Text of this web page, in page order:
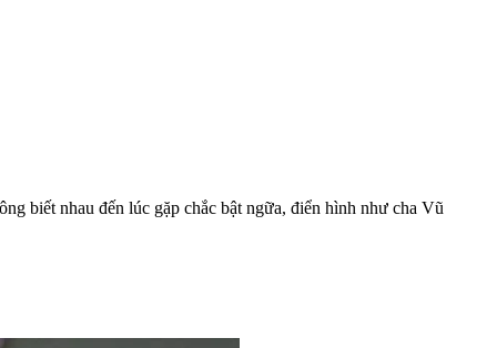
biết nhau đến lúc gặp chắc bật ngữa, điển hình như cha Vũ